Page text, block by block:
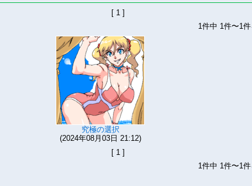
[ 1 ]
1件中 1件〜1
究極の選択
(2024年08月03日 21:12)
[ 1 ]
1件中 1件〜1